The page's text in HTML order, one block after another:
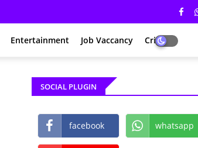
Entertainment Job Vaccancy Crime
SOCIAL PLUGIN
facebook whatsapp